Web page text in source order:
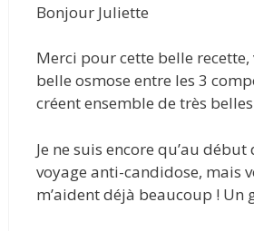
Bonjour Juliette
Merci pour cette belle
belle osmose entre les 3
créent ensemble de très
Je ne suis encore qu’au début
voyage anti-candidose, mais
m’aident déjà beaucoup ! Un